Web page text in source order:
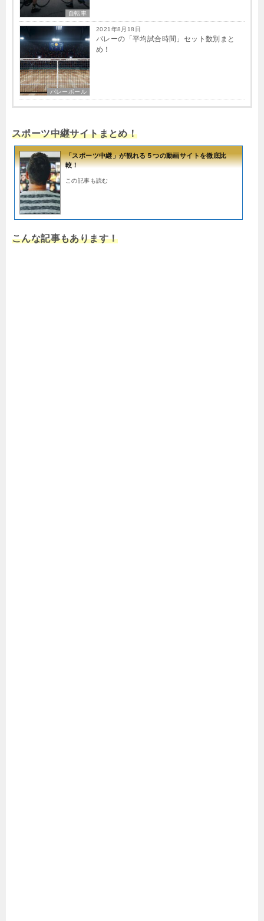
自転車
バレーボール
2021年8月18日
バレーの「平均試合時間」セット数別まと
め！
スポーツ中継サイトまとめ！
「スポーツ中継」が観れる５つの動画サイトを徹底比
較！
この記事も読む
こんな記事もあります！